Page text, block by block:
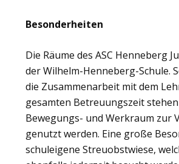
Besonderheiten
Die Räume des ASC Henneberg
der Wilhelm-Henneberg-Schule.
die Zusammenarbeit mit dem
gesamten Betreuungszeit
Bewegungs- und Werkraum zur
genutzt werden. Eine große
schuleigene Streuobstwiese,